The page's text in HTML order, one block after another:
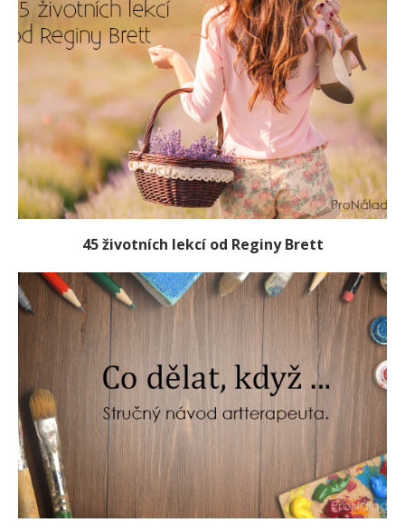
45 životních lekcí od Reginy Brett